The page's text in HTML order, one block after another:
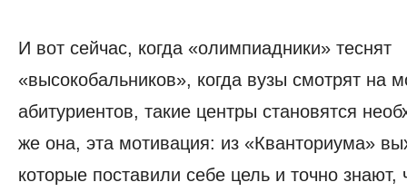
И вот сейчас, когда «олимпиадники» теснят
«высокобальников», когда вузы смотрят на
абитуриентов, такие центры становятся
же она, эта мотивация: из «Кванториума»
которые поставили себе цель и точно знают,